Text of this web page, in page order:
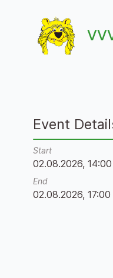
VVV Burgdorf
Event
Start
02.08.2026, 14:00
End
02.08.2026, 17:00